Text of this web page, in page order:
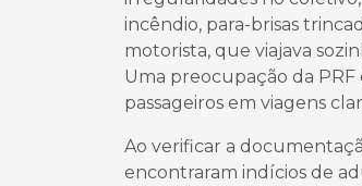
incêndio, para-brisas
motorista, que viajava
Uma preocupação da
passageiros em viagens
Ao verificar a
encontraram indícios de